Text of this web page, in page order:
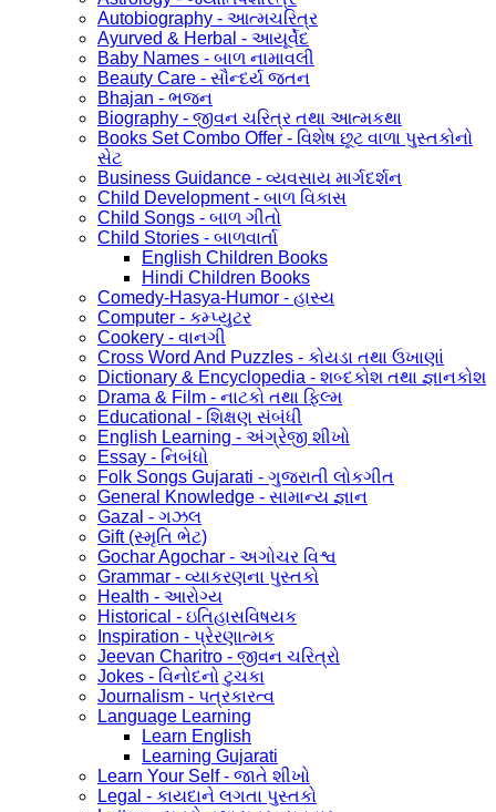
Autobiography - આત્મચરિત્ર
Ayurved & Herbal - આયૂર્વેદ
Baby Names - બાળ નામાવલી
Beauty Care - સૌન્દર્ય જતન
Bhajan - ભજન
Biography - જીવન ચરિત્ર તથા આત્મકથા
Books Set Combo Offer - વિશેષ છૂટ વાળા પુસ્તકોનો
સેટ
Business Guidance - વ્યવસાય માર્ગદર્શન
Child Development - બાળ વિકાસ
Child Songs - બાળ ગીતો
Child Stories - બાળવાર્તા
English Children Books
Hindi Children Books
Comedy-Hasya-Humor - હાસ્ય
Computer - કમ્પ્યુટર
Cookery - વાનગી
Cross Word And Puzzles - કોયડા તથા ઉખાણાં
Dictionary & Encyclopedia - શબ્દકોશ તથા જ્ઞાનકોશ
Drama & Film - નાટકો તથા ફિલ્મ
Educational - શિક્ષણ સંબંધી
English Learning - અંગ્રેજી શીખો
Essay - નિબંધો
Folk Songs Gujarati - ગુજરાતી લોકગીત
General Knowledge - સામાન્ય જ્ઞાન
Gazal - ગઝલ
Gift (સ્મૃતિ ભેટ)
Gochar Agochar - અગોચર વિશ્વ
Grammar - વ્યાકરણના પુસ્તકો
Health - આરોગ્ય
Historical - ઇતિહાસવિષયક
Inspiration - પ્રેરણાત્મક
Jeevan Charitro - જીવન ચરિત્રો
Jokes - વિનોદનો ટુચકા
Journalism - પત્રકારત્વ
Language Learning
Learn English
Learning Gujarati
Learn Your Self - જાતે શીખો
Legal - કાયદાને લગતા પુસ્તકો